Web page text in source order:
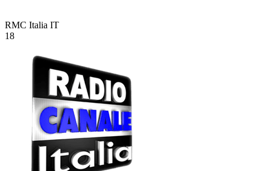
RMC Italia IT
18